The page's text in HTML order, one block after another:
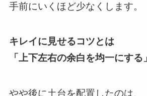
手前にいくほど少なくします。
キレイに見せるコツとは
「上下左右の余白を均一にする
やや後に土台を配置したのは、